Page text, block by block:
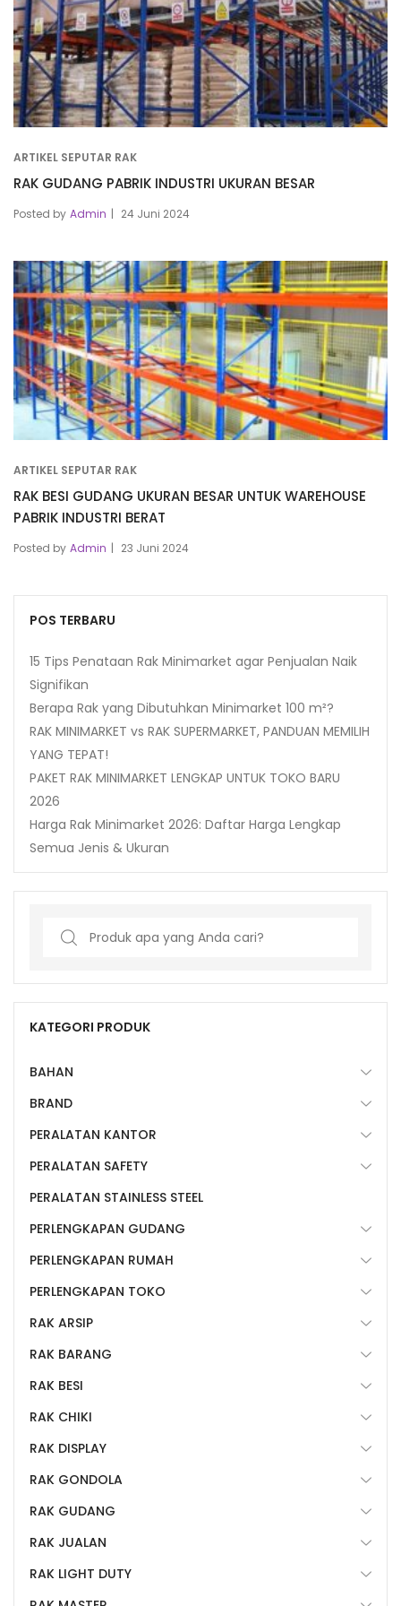
ARTIKEL SEPUTAR RAK
RAK GUDANG PABRIK INDUSTRI UKURAN BESAR
Posted by Admin 24 Juni 2024
ARTIKEL SEPUTAR RAK
RAK BESI GUDANG UKURAN BESAR UNTUK WAREHOUSE
PABRIK INDUSTRI BERAT
Posted by Admin 23 Juni 2024
POS TERBARU
15 Tips Penataan Rak Minimarket agar Penjualan Naik
Signifikan
Berapa Rak yang Dibutuhkan Minimarket 100 m²?
RAK MINIMARKET vs RAK SUPERMARKET, PANDUAN MEMILIH
YANG TEPAT!
PAKET RAK MINIMARKET LENGKAP UNTUK TOKO BARU
2026
Harga Rak Minimarket 2026: Daftar Harga Lengkap
Semua Jenis & Ukuran
Search
KATEGORI PRODUK
BAHAN
BRAND
PERALATAN KANTOR
PERALATAN SAFETY
PERALATAN STAINLESS STEEL
PERLENGKAPAN GUDANG
PERLENGKAPAN RUMAH
PERLENGKAPAN TOKO
RAK ARSIP
RAK BARANG
RAK BESI
RAK CHIKI
RAK DISPLAY
RAK GONDOLA
RAK GUDANG
RAK JUALAN
RAK LIGHT DUTY